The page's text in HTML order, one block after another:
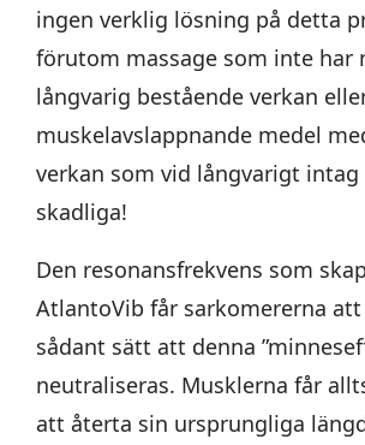
ingen verklig lösning på detta
förutom massage som inte har
långvarig bestående verkan
muskelavslappnande medel
verkan som vid långvarigt intag
skadliga!
Den resonansfrekvens som
AtlantoVib får sarkomererna att
sådant sätt att denna
neutraliseras. Musklerna får
att återta sin ursprungliga